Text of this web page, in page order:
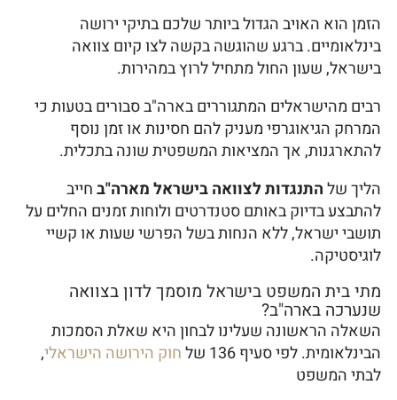
הזמן הוא האויב הגדול ביותר שלכם בתיקי ירושה
בינלאומיים. ברגע שהוגשה בקשה לצו קיום צוואה
בישראל, שעון החול מתחיל לרוץ במהירות.
רבים מהישראלים המתגוררים בארה"ב סבורים בטעות כי
המרחק הגיאוגרפי מעניק להם חסינות או זמן נוסף
להתארגנות, אך המציאות המשפטית שונה בתכלית.
הליך שלהתנגדות לצוואה בישראל מארה"בחייב
להתבצע בדיוק באותם סטנדרטים ולוחות זמנים החלים על
תושבי ישראל, ללא הנחות בשל הפרשי שעות או קשיי
לוגיסטיקה.
מתי בית המשפט בישראל מוסמך לדון בצוואה
שנערכה בארה"ב?
השאלה הראשונה שעלינו לבחון היא שאלת הסמכות
הבינלאומית. לפי סעיף 136 של
חוק הירושה הישראלי,
לבתי המשפט